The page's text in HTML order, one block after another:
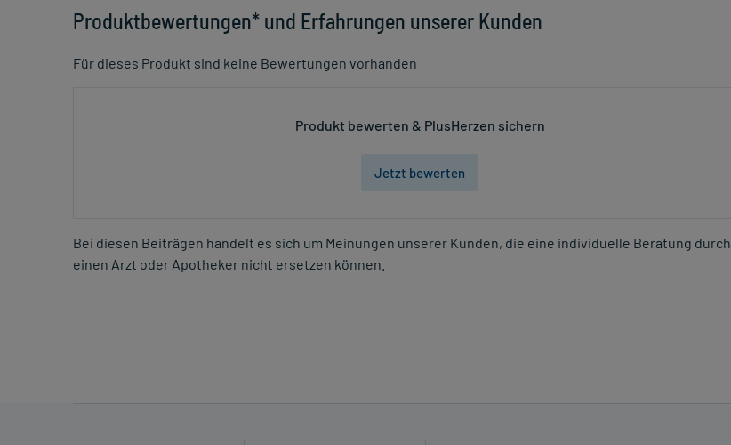
Produktbewertungen* und Erfahrungen unserer Kunden
Für dieses Produkt sind keine Bewertungen vorhanden
Produkt bewerten & PlusHerzen sichern
Jetzt bewerten
Bei diesen Beiträgen handelt es sich um Meinungen unserer Kunden, die eine individuelle Beratung durch
einen Arzt oder Apotheker nicht ersetzen können.